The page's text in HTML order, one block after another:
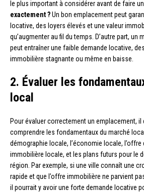
le plus important à considérer avant de faire
exactement ?Un bon emplacement peut
locative, des loyers élevés et une valeur
qu’augmenter au fil du temps. D’autre part, un
peut entraîner une faible demande locative,
immobilière stagnante ou même en baisse.
2. Évaluer les
local
Pour évaluer correctement un emplacement, il
comprendre les fondamentaux du marché
démographie locale, l’économie locale, l’offre
immobilière locale, et les plans futurs pour le
région. Par exemple, si une ville connaît une
rapide et que l’offre immobilière ne parvient
il pourrait y avoir une forte demande locative